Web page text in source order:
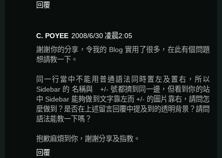
回覆
C. POYEE 2008/6/30 凌晨2:05
謝謝你的分享，令我的 Blog 實用了很多，在此有個問題
想請教一下。
同一行當中不能用普通語法同時置左及置右，所以
Sidebar 的 名稱與 +/- 號都擠到同一邊，但看到你的站
中 Sidebar 能夠做到文字靠左而 +/- 的圖片靠右，請問怎
麼做到？是否在上述留言回覆中提及到的透明背景？請問
語法能教一下嗎？
抱歉麻煩到你，謝謝分享及指教。
回覆